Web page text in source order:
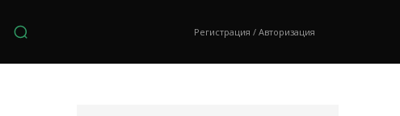
Регистрация / Авторизация